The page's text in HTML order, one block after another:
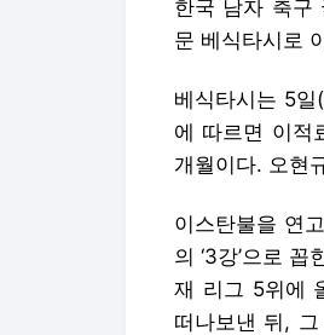
한국 남자 축구
문 베식타시로
베식타시는 5
에 따르면 이적
개월이다. 오현
이스탄불을 연
의 ‘3강’으로
재 리그 5위에
떠나보낸 뒤,